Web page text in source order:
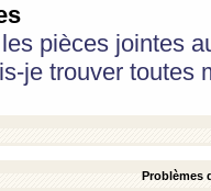
pièces jointes
je trouver toutes
Problèmes